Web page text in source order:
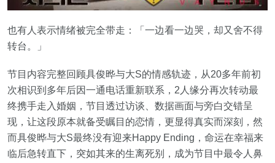
也有人表示情绪被完全带走：「一边看一边哭，却又舍不得
转台。」
节目内容完整回顾具俊晔与大S的情感轨迹，从20多年前初
次相识到多年后因一通电话重新联系，2人缘分再次转动最
终携手走入婚姻，节目透过访谈、数据画面与旁白交错呈
现，让这段原本就备受瞩目的恋情，更显得真实而深刻，然
而具俊晔与大S最终没有迎来Happy Ending，命运在幸福来
临后急转直下，突如其来的生离死别，成为节目中最令人鼻